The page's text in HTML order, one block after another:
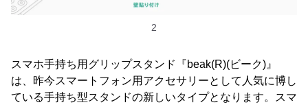
2
スマホ手持ち用グリップスタンド『beak(R)(ビーク)』
は、昨今スマートフォン用アクセサリーとして人気に博し
ている手持ち型スタンドの新しいタイプとなります。スマ